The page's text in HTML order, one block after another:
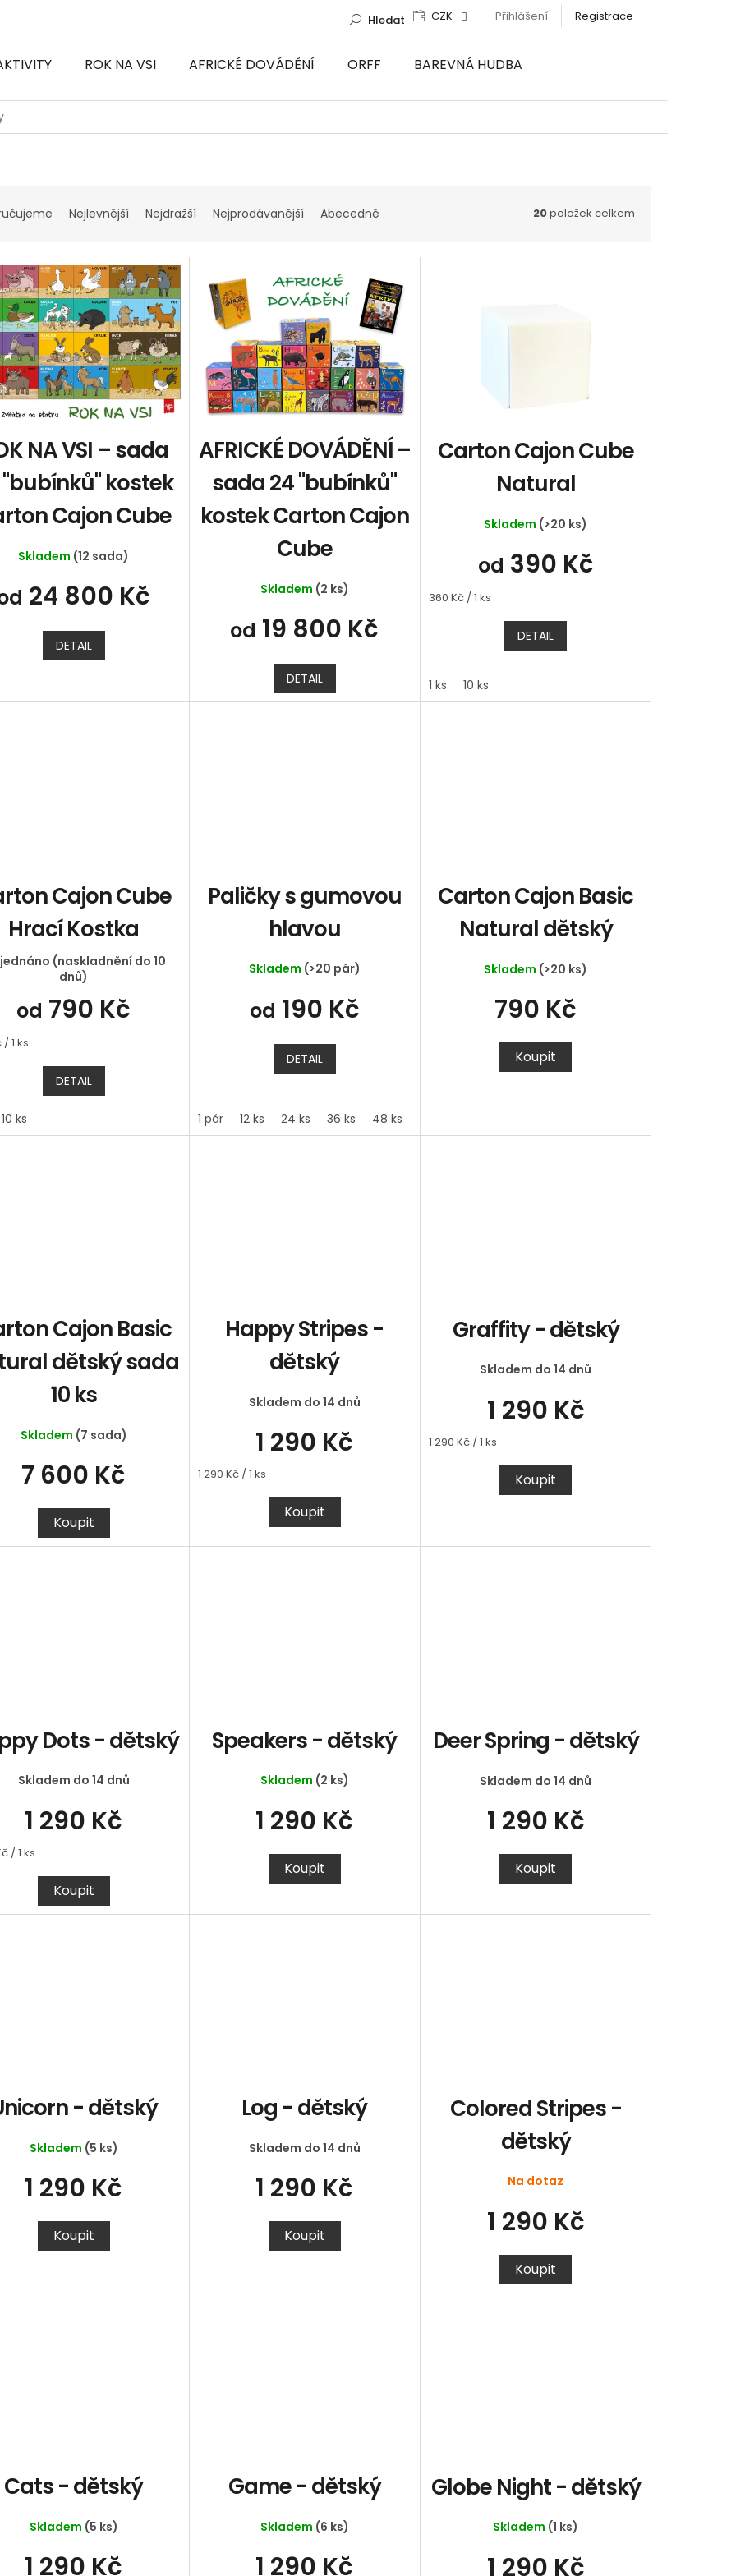
CZK Přihlášení Registrace
Hledat
ROK NA VSI AFRICKÉ DOVÁDĚNÍ ORFF
BAREVNÁ HUDBA
Nejlevnější Nejdražší Nejprodávanější Abecedně 20položek celkem
NA VSI – sada
kostek
Cajon Cube
Skladem (12 sada)
24 800 Kč
DETAIL
AFRICKÉ DOVÁDĚNÍ –
sada 24 "bubínků"
kostek Carton Cajon
Cube
Skladem (2 ks)
od 19 800 Kč
DETAIL
Carton Cajon Cube
Natural
Skladem (>20 ks)
od 390 Kč
Měrná
360 Kč / 1 ks
DETAIL
1 ks 10 ks
Cajon Cube
Hrací Kostka
(naskladnění do 10
dnů)
od 790 Kč
1 ks
DETAIL
10 ks
Paličky s gumovou
hlavou
Skladem (>20 pár)
od 190 Kč
DETAIL
1 pár 12 ks 24 ks 36 ks 48 ks
Carton Cajon Basic
Natural dětský
Skladem (>20 ks)
790 Kč
Koupit
Cajon Basic
dětský sada
10 ks
Skladem (7 sada)
7 600 Kč
Koupit
Happy Stripes -
dětský
Skladem do 14 dnů
1 290 Kč
Měrná
1 290 Kč / 1 ks
Koupit
Graffity - dětský
Skladem do 14 dnů
1 290 Kč
Měrná
1 290 Kč / 1 ks
Koupit
Dots - dětský
Skladem do 14 dnů
1 290 Kč
/ 1 ks
Koupit
Speakers - dětský
Skladem (2 ks)
1 290 Kč
Koupit
Deer Spring - dětský
Skladem do 14 dnů
1 290 Kč
Koupit
- dětský
Skladem (5 ks)
1 290 Kč
Koupit
Log - dětský
Skladem do 14 dnů
1 290 Kč
Koupit
Colored Stripes -
dětský
Na dotaz
1 290 Kč
Koupit
Cats - dětský
Skladem (5 ks)
1 290 Kč
Game - dětský
Skladem (6 ks)
1 290 Kč
Globe Night - dětský
Skladem (1 ks)
1 290 Kč